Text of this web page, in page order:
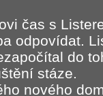
čas s
odpovídat.
do
stáze.
nového